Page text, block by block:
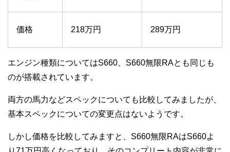
価格 218万円 289万円
エンジン種類についてはS660、S660無限RAとも同じも
のが搭載されています。
両方の馬力などスペックについても比較してみましたが、
基本スペックについての変更点はないようです。
しかし価格を比較してみますと、S660無限RAはS660よ